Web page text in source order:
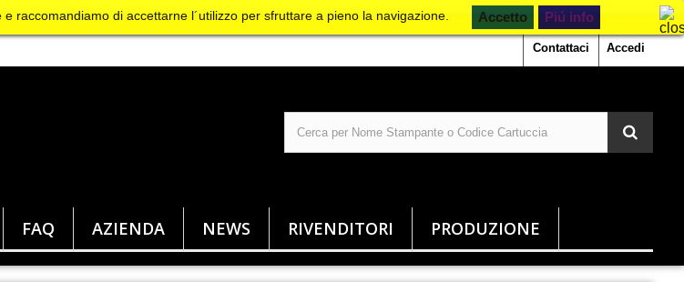
Accedi
Contattaci
FAQ AZIENDA NEWS RIVENDITORI PRODUZIONE
raccomandiamo di accettarne l´utilizzo per sfruttare a pieno la navigazione. Piú info